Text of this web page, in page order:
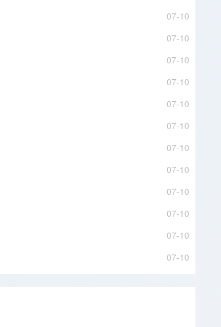
07-10
07-10
07-10
07-10
07-10
07-10
07-10
07-10
07-10
07-10
07-10
07-10